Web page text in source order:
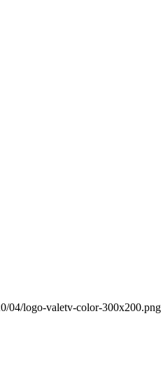
04/logo-valetv-color-300x200.png